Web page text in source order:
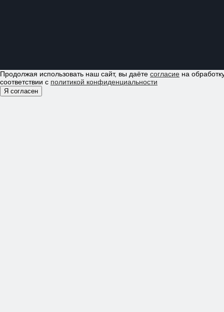
Продолжая использовать наш сайт, вы даёте согласие на
соответствии с политикой конфиденциальности
Я согласен